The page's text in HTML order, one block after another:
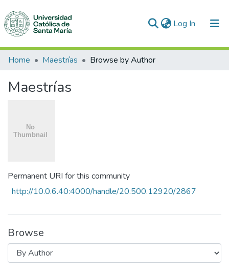
Log In (current)
Communities & Collections
All of DSpace
Home Maestrías Browse by Author
Maestrías
Permanent URI for this community
http://10.0.6.40:4000/handle/20.500.12920/2867
Browse